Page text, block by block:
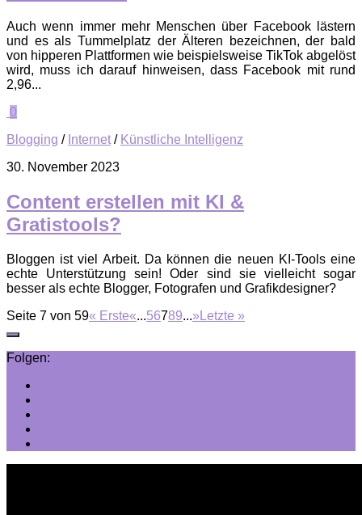
Auch wenn immer mehr Menschen über Facebook lästern
und es als Tummelplatz der Älteren bezeichnen, der bald
von hipperen Plattformen wie beispielsweise TikTok abgelöst
wird, muss ich darauf hinweisen, dass Facebook mit rund
2,96...
0
Blogging / Internet / Künstliche Intelligenz
30. November 2023
Content erstellen mit KI &
Gratistools?
Bloggen ist viel Arbeit. Da können die neuen KI-Tools eine
echte Unterstützung sein! Oder sind sie vielleicht sogar
besser als echte Blogger, Fotografen und Grafikdesigner?
Seite 7 von 59« Erste«...56789...»Letzte »
Folgen: